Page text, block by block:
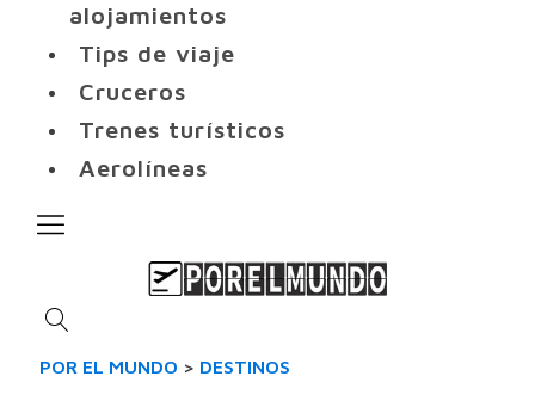
alojamientos
Tips de viaje
Cruceros
Trenes turísticos
Aerolíneas
POR EL MUNDO > DESTINOS